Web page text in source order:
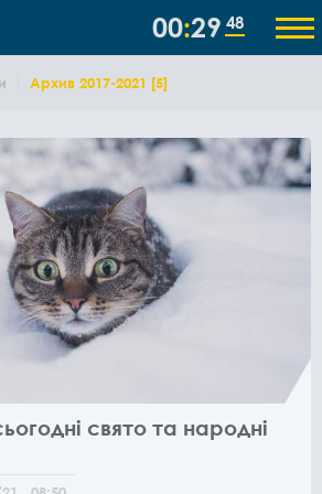
00 29 50
Архив 2017-2021 [5]
свято та народні